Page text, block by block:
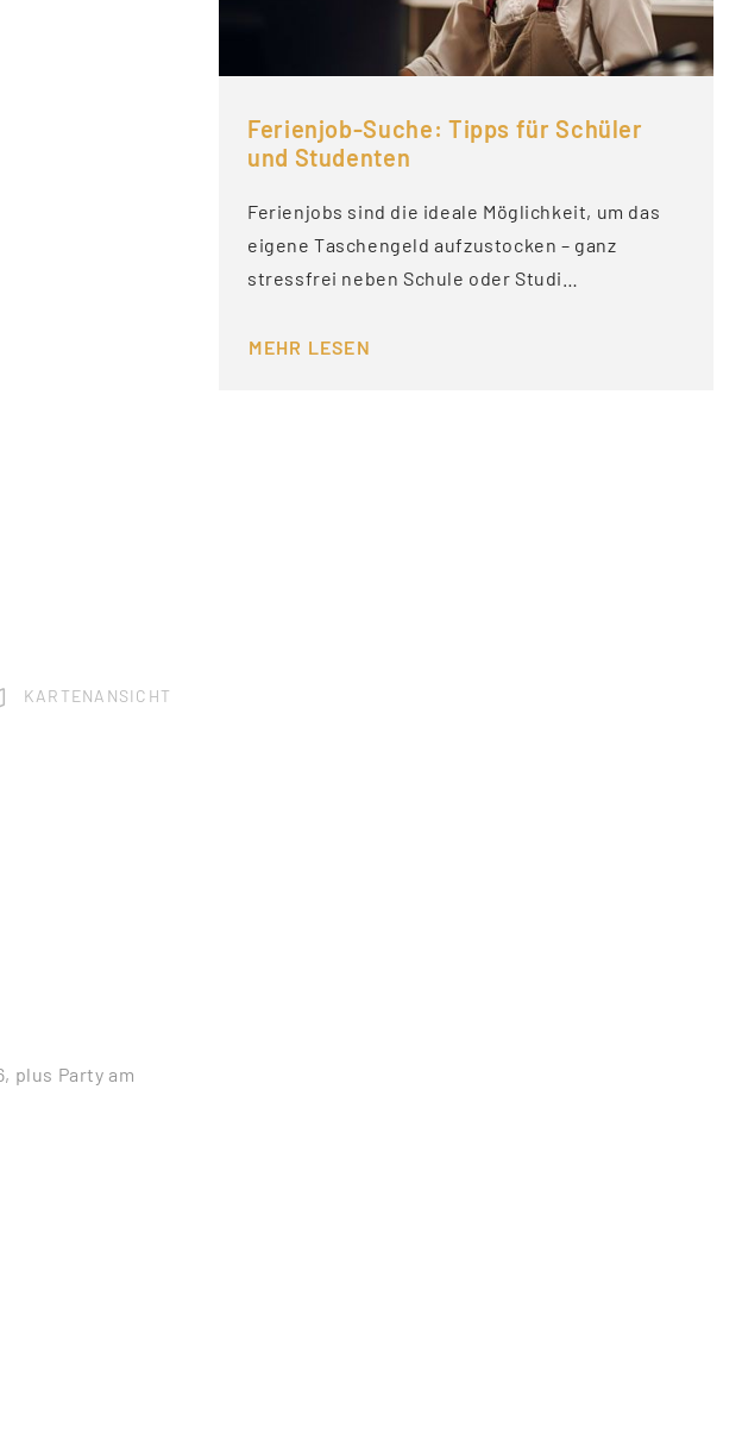
KARTENANSICHT
plus Party am
Ferienjob-Suche: Tipps für Schüler
und Studenten
Ferienjobs sind die ideale Möglichkeit, um das
eigene Taschengeld aufzustocken – ganz
stressfrei neben Schule oder Studi…
MEHR LESEN